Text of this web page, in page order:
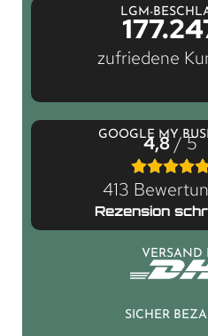
LGM-
zufriedene
GOOGLE MY
4,8/ 5
413
Rezension
VERSAND
SICHER